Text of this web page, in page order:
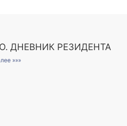
ДНЕВНИК РЕЗИДЕНТА
»»»